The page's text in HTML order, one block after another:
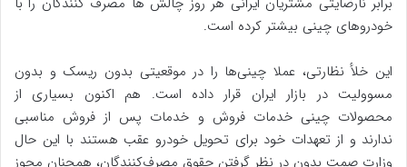
خودروهای چینی بیشتر کرده است.
این خلأ نظارتی، عملا چینی‌‌ها را در موقعیتی بدون ریسک و بدون
مسوولیت در بازار ایران قرار داده است. هم اکنون بسیاری از
محصولات چینی خدمات فروش و خدمات پس از فروش مناسبی
ندارند و از تعهدات خود برای تحویل خودرو عقب هستند با این حال
وزارت صمت بدون در نظر گرفتن حقوق مصرف‌کنندگان، همچنان مجوز